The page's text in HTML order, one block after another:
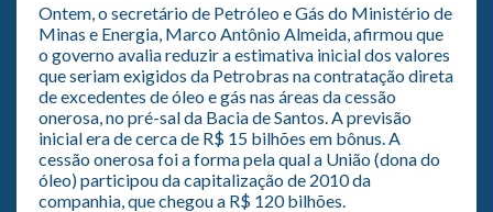
Ontem, o secretário de Petróleo e Gás do Ministério de
Minas e Energia, Marco Antônio Almeida, afirmou que
o governo avalia reduzir a estimativa inicial dos valores
que seriam exigidos da Petrobras na contratação direta
de excedentes de óleo e gás nas áreas da cessão
onerosa, no pré-sal da Bacia de Santos. A previsão
inicial era de cerca de R$ 15 bilhões em bônus. A
cessão onerosa foi a forma pela qual a União (dona do
óleo) participou da capitalização de 2010 da
companhia, que chegou a R$ 120 bilhões.